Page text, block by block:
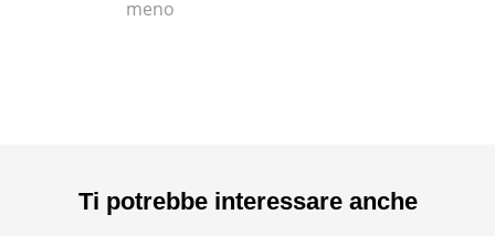
meno
Ti potrebbe interessare anche